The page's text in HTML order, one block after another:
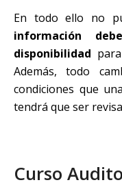
En todo ello no
información
disponibilidad
Además, todo
condiciones que
tendrá que ser
Curso